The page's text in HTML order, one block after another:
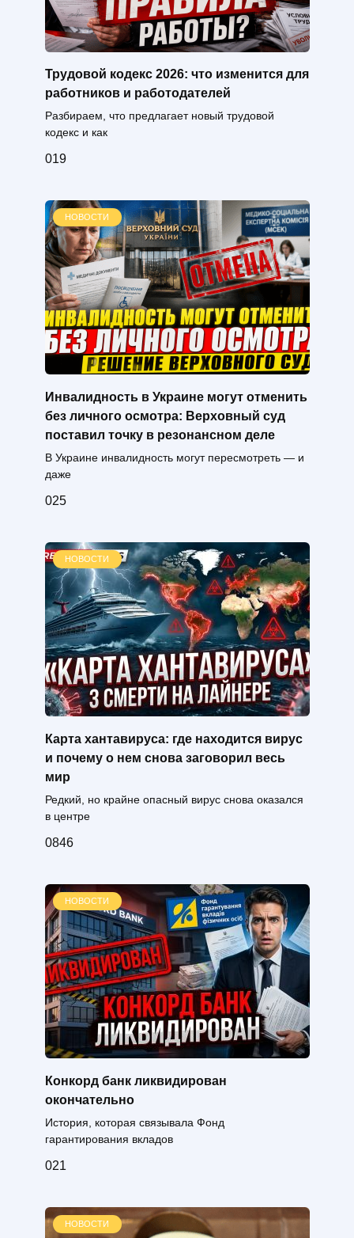
Трудовой кодекс 2026: что изменится для
работников и работодателей
Разбираем, что предлагает новый трудовой
кодекс и как
019
НОВОСТИ
Инвалидность в Украине могут отменить
без личного осмотра: Верховный суд
поставил точку в резонансном деле
В Украине инвалидность могут пересмотреть — и
даже
025
НОВОСТИ
Карта хантавируса: где находится вирус
и почему о нем снова заговорил весь
мир
Редкий, но крайне опасный вирус снова оказался
в центре
0846
НОВОСТИ
Конкорд банк ликвидирован
окончательно
История, которая связывала Фонд
гарантирования вкладов
021
НОВОСТИ